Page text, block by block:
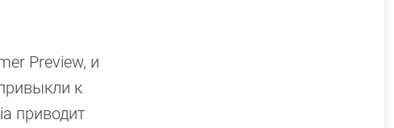
Preview, и
к
приводит